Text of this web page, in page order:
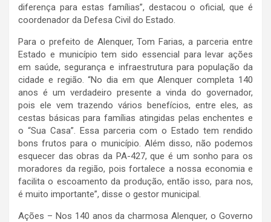
diferença para estas famílias”, destacou o oficial, que é
coordenador da Defesa Civil do Estado.
Para o prefeito de Alenquer, Tom Farias, a parceria entre
Estado e município tem sido essencial para levar ações
em saúde, segurança e infraestrutura para população da
cidade e região. “No dia em que Alenquer completa 140
anos é um verdadeiro presente a vinda do governador,
pois ele vem trazendo vários benefícios, entre eles, as
cestas básicas para famílias atingidas pelas enchentes e
o “Sua Casa”. Essa parceria com o Estado tem rendido
bons frutos para o município. Além disso, não podemos
esquecer das obras da PA-427, que é um sonho para os
moradores da região, pois fortalece a nossa economia e
facilita o escoamento da produção, então isso, para nos,
é muito importante”, disse o gestor municipal.
Ações – Nos 140 anos da charmosa Alenquer, o Governo